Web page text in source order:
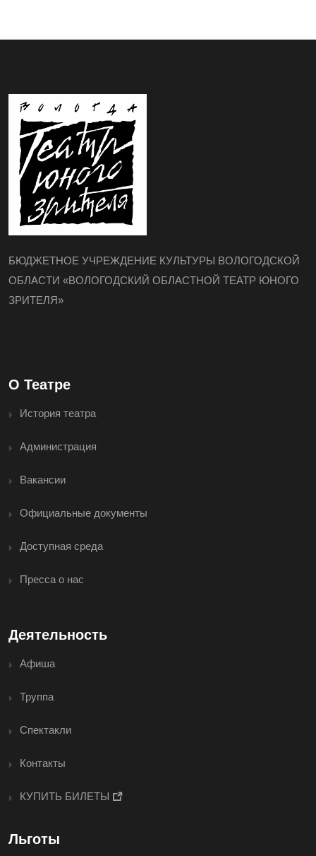
БЮДЖЕТНОЕ УЧРЕЖДЕНИЕ КУЛЬТУРЫ ВОЛОГОДСКОЙ
ОБЛАСТИ «ВОЛОГОДСКИЙ ОБЛАСТНОЙ ТЕАТР ЮНОГО
ЗРИТЕЛЯ»
О Театре
История театра
Администрация
Вакансии
Официальные документы
Доступная среда
Пресса о нас
Деятельность
Афиша
Труппа
Спектакли
Контакты
КУПИТЬ БИЛЕТЫ
Льготы